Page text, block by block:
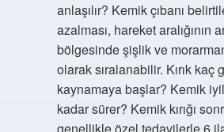
anlaşılır? Kemik çıbanı
azalması, hareket aralığının
bölgesinde şişlik ve
olarak sıralanabilir. Kırık kaç
kaynamaya başlar? Kemik
kadar sürer? Kemik kırığı